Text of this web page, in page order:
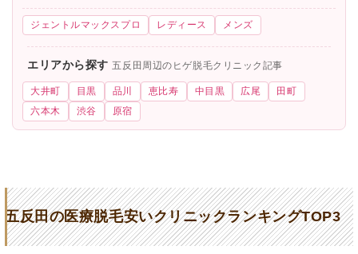
ジェントルマックスプロ レディース メンズ
エリアから探す五反田周辺のヒゲ脱毛クリニック記事
大井町 目黒 品川 恵比寿 中目黒 広尾
田町
六本木
渋谷 原宿
五反田の医療脱毛安いクリニックランキングTOP3